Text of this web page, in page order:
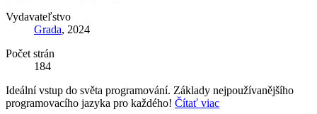
Vydavateľstvo
Grada, 2024
Počet strán
184
Ideální vstup do světa programování. Základy nejpoužívanějšího
programovacího jazyka pro každého! Čítať viac